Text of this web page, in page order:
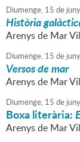
Diumenge, 15 de juny
Història
Arenys de Mar
Diumenge, 15 de juny
Versos de mar
Arenys de Mar
Diumenge, 15 de juny
Boxa literària:
Arenys de Mar